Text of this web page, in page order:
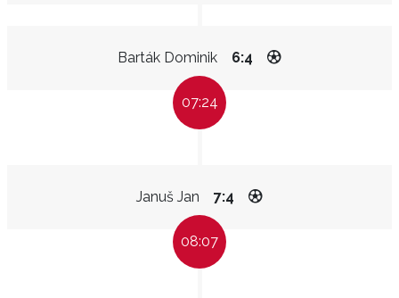
Barták Dominik 6:4
07:24
Januš Jan 7:4
08:07